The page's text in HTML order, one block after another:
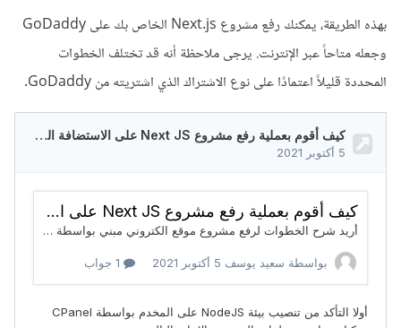
بهذه الطريقة، يمكنك رفع مشروع Next.js الخاص بك على GoDaddy
وجعله متاحاً عبر الإنترنت. يرجى ملاحظة أنه قد تختلف الخطوات
المحددة قليلاً اعتمادًا على نوع الاشتراك الذي اشتريته من GoDaddy.